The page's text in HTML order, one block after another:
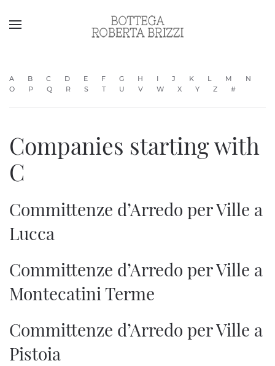
A B C D E F G H I J K L M
N
O
P Q R S T U V W X Y Z #
Companies starting with
C
Committenze d’Arredo per Ville a
Lucca
Committenze d’Arredo per Ville a
Montecatini Terme
Committenze d’Arredo per Ville a
Pistoia